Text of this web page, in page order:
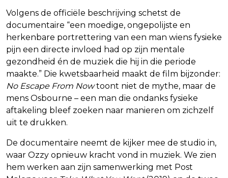
Volgens de officiële beschrijving schetst de
documentaire “een moedige, ongepolijste en
herkenbare portrettering van een man wiens fysieke
pijn een directe invloed had op zijn mentale
gezondheid én de muziek die hij in die periode
maakte.” Die kwetsbaarheid maakt de film bijzonder:
No Escape From Nowtoont niet de mythe, maar de
mens Osbourne – een man die ondanks fysieke
aftakeling bleef zoeken naar manieren om zichzelf
uit te drukken.
De documentaire neemt de kijker mee de studio in,
waar Ozzy opnieuw kracht vond in muziek. We zien
hem werken aan zijn samenwerking met Post